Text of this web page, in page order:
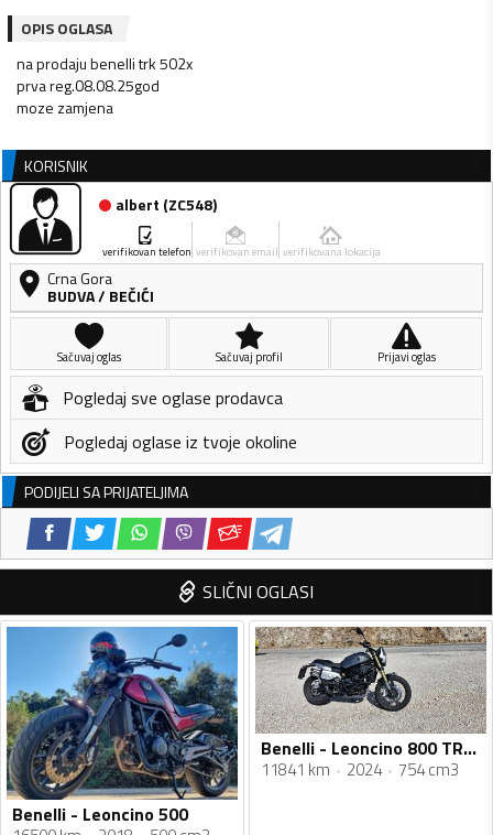
OPIS OGLASA
na prodaju benelli trk 502x
prva reg.08.08.25god
KORISNIK
albert (ZC548)
verifikovan telefon verifikovan email verifikovana lokacija
Crna Gora
BUDVA/ BEČIĆI
Sačuvaj oglas Sačuvaj profil Prijavi oglas
Pogledaj sve oglase prodavca
Pogledaj oglase iz tvoje okoline
PODIJELI SA PRIJATELJIMA
SLIČNI OGLASI
Benelli - Leoncino 500
Benelli - Leoncino 800 TRAIL
11841 km 2024 754 cm3